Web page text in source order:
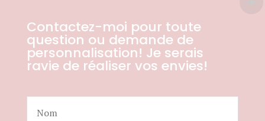
Contactez-moi pour toute
question ou demande de
personnalisation! Je serais
ravie de réaliser vos envies!